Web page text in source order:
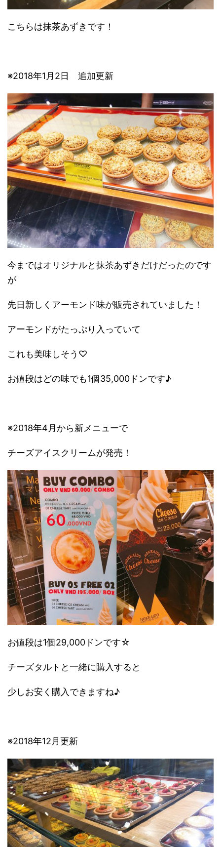
こちらは抹茶あずきです！
※2018年1月2日 追加更新
今まではオリジナルと抹茶あずきだけだったのです
が
先日新しくアーモンド味が販売されていました！
アーモンドがたっぷり入っていて
これも美味しそう♡
お値段はどの味でも1個35,000ドンです♪
※2018年4月から新メニューで
チーズアイスクリームが発売！
お値段は1個29,000ドンです☆
チーズタルトと一緒に購入すると
少しお安く購入できますね♪
※2018年12月更新